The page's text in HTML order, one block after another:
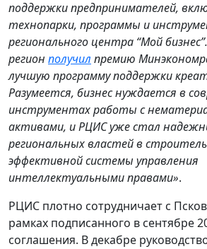
поддержки предпринимателей,
технопарки, программы и
регионального центра “Мой
регион получил премию
лучшую программу поддержки
Разумеется, бизнес нуждается в
инструментах работы с
активами, и РЦИС уже стал
региональных властей в
эффективной системы управления
интеллектуальными правами».
РЦИС плотно сотрудничает с
рамках подписанного в сентябре
соглашения. В декабре